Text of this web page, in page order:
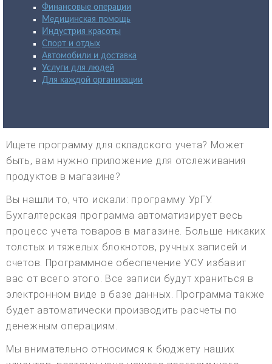
Финансовые операции
Медицинская помощь
Индустрия красоты
Спорт и отдых
Автомобили и доставка
Услуги для людей
Для каждой организации
Ищете программу для складского учета? Может
быть, вам нужно приложение для отслеживания
продуктов в магазине?
Вы нашли то, что искали: программу УрГУ.
Бухгалтерская программа автоматизирует весь
процесс учета товаров в магазине. Больше никаких
толстых и тяжелых блокнотов, ручных записей и
счетов. Программное обеспечение УСУ избавит
вас от всего этого. Все записи будут храниться в
электронном виде в базе данных. Программа также
будет автоматически производить расчеты по
денежным операциям.
Мы внимательно относимся к бюджету наших